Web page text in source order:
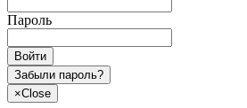
Пароль
Войти
Забыли пароль?
×Close